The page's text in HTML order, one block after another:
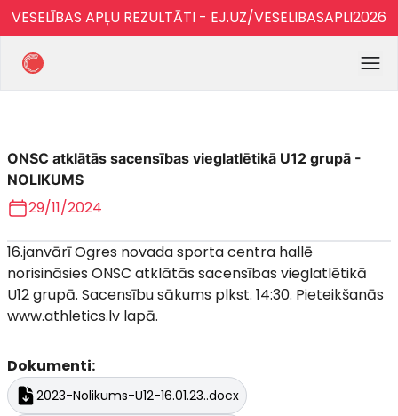
VESELĪBAS APĻU REZULTĀTI - EJ.UZ/VESELIBASAPLI2026
ONSC atklātās sacensības vieglatlētikā U12 grupā -
NOLIKUMS
29/11/2024
16.janvārī Ogres novada sporta centra hallē
norisināsies ONSC atklātās sacensības vieglatlētikā
U12 grupā. Sacensību sākums plkst. 14:30. Pieteikšanās
www.athletics.lv lapā.
Dokumenti:
2023-Nolikums-U12-16.01.23..docx